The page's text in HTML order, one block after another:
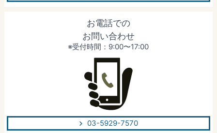
お電話での
お問い合わせ
※受付時間：9:00〜17:00
03-5929-7570